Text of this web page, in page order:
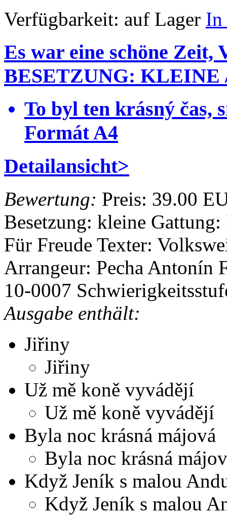
Verfügbarkeit: auf Lager In
Es war eine schöne Zeit,
BESETZUNG: KLEINE
To byl ten krásný čas,
Formát A4
Detailansicht>
Bewertung: Preis: 39.00
Besetzung: kleine
Für Freude Texter:
Arrangeur: Pecha Antonín
10-0007
Ausgabe enthält:
Jiřiny
Jiřiny
Už mě koně vyvádějí
Už mě koně vyvádějí
Byla noc krásná májová
Byla noc krásná
Když Jeník s malou
Když Jeník s malou